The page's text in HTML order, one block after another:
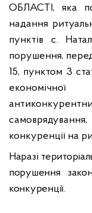
ОБЛАСТІ,
яка
надання
пунктів с.
порушення,
15, пунктом 3
конкуренції на
Наразі
порушення
конкуренції.